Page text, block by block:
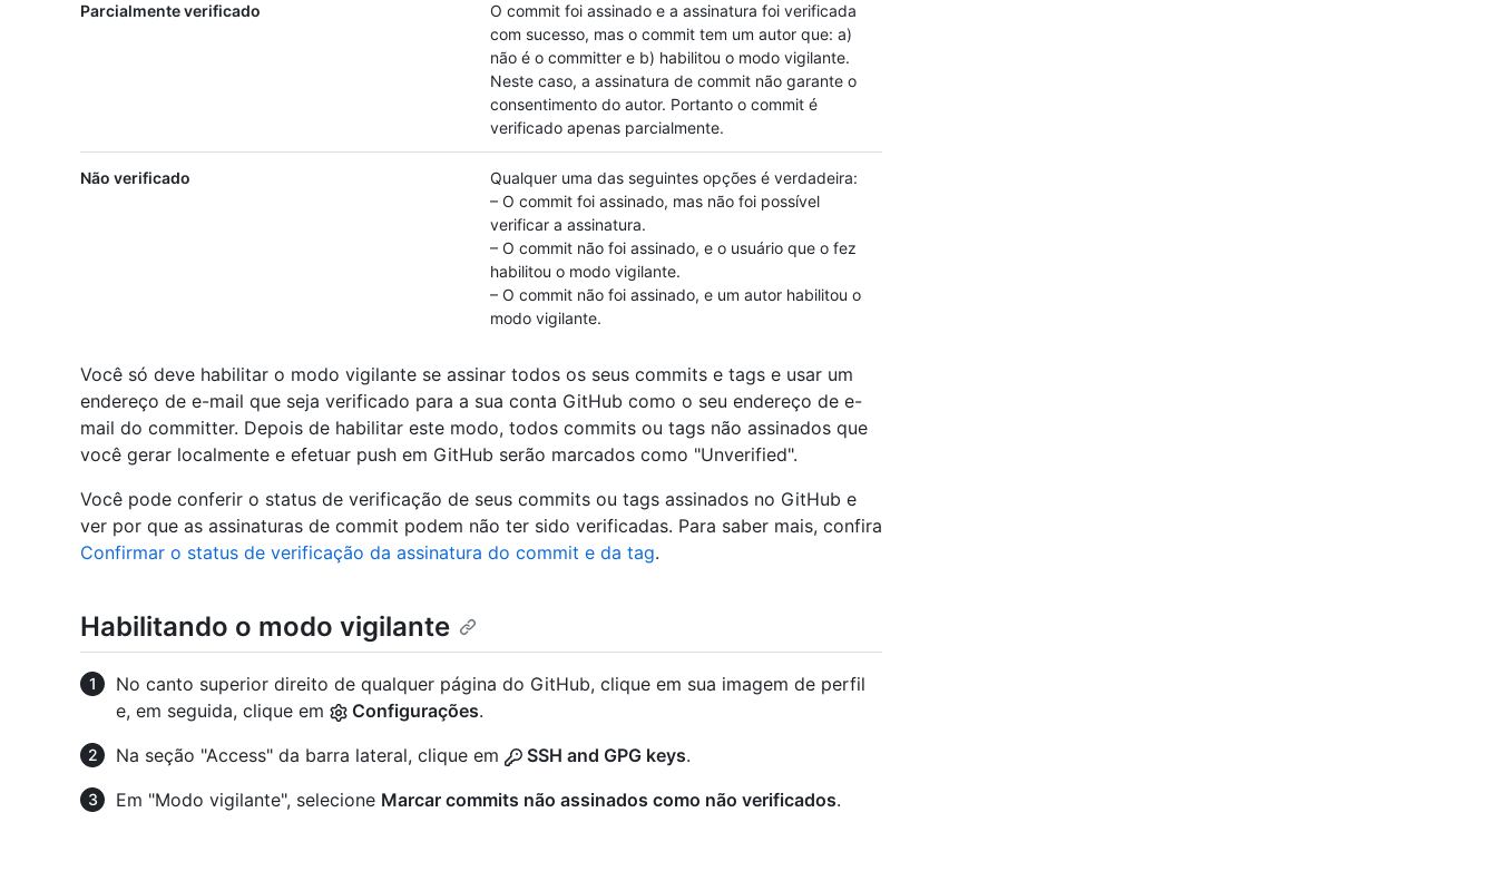
Parcialmente verificado
O commit foi assinado e a assinatura foi verificada
com sucesso, mas o commit tem um autor que: a)
não é o committer e b) habilitou o modo vigilante.
Neste caso, a assinatura de commit não garante o
consentimento do autor. Portanto o commit é
verificado apenas parcialmente.
Não verificado
Qualquer uma das seguintes opções é verdadeira:
– O commit foi assinado, mas não foi possível
verificar a assinatura.
– O commit não foi assinado, e o usuário que o fez
habilitou o modo vigilante.
– O commit não foi assinado, e um autor habilitou o
modo vigilante.
Você só deve habilitar o modo vigilante se assinar todos os seus commits e tags e usar um
endereço de e-mail que seja verificado para a sua conta GitHub como o seu endereço de e-
mail do committer. Depois de habilitar este modo, todos commits ou tags não assinados que
você gerar localmente e efetuar push em GitHub serão marcados como "Unverified".
Você pode conferir o status de verificação de seus commits ou tags assinados no GitHub e
ver por que as assinaturas de commit podem não ter sido verificadas. Para saber mais, confira
Confirmar o status de verificação da assinatura do commit e da tag.
Habilitando o modo vigilante
No canto superior direito de qualquer página do GitHub, clique em sua imagem de perfil
e, em seguida, clique em
Configurações.
Na seção "Access" da barra lateral, clique em
SSH and GPG keys.
Em "Modo vigilante", selecione Marcar commits não assinados como não verificados.